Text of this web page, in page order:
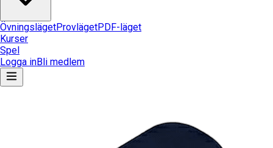
ÖvningslägetProvlägetPDF-läget
Kurser
Spel
Logga inBli medlem